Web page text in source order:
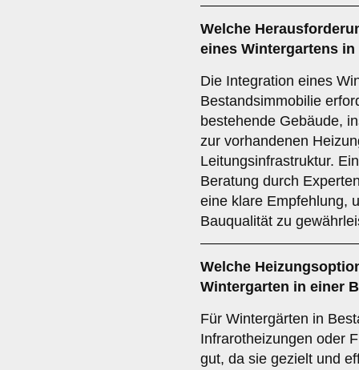
Welche
eines Wintergartens
Die Integration eines
Bestandsimmobilie
bestehende Gebäude,
zur vorhandenen
Leitungsinfrastruktur.
Beratung durch
eine klare Empfehlung,
Bauqualität zu
Welche
Wintergarten in einer
Für Wintergärten in
Infrarotheizungen oder
gut, da sie gezielt und